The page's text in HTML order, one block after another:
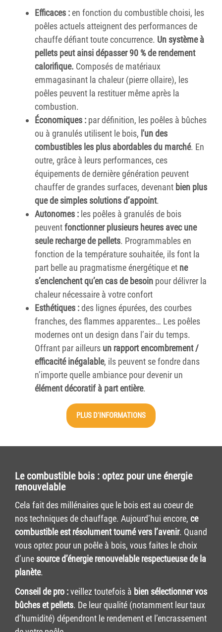
Efficaces : en fonction du combustible choisi, les
poêles actuels atteignent des performances de
chauffe défiant toute concurrence. Un système à
pellets peut ainsi dépasser 90 % de rendement
calorifique. Composés de matériaux
emmagasinant la chaleur (pierre ollaire), les
poêles peuvent la restituer même après la
combustion.
Économiques : par définition, les poêles à bûches
ou à granulés utilisent le bois, l'un des
combustibles les plus abordables du marché. En
outre, grâce à leurs performances, ces
équipements de dernière génération peuvent
chauffer de grandes surfaces, devenant bien plus
que de simples solutions d’appoint.
Autonomes : les poêles à granulés de bois
peuventfonctionner plusieurs heures avec une
seule recharge de pellets. Programmables en
fonction de la température souhaitée, ils font la
part belle au pragmatisme énergétique et ne
s’enclenchent qu’en cas de besoin pour délivrer la
chaleur nécessaire à votre confort
Esthétiques :des lignes épurées, des courbes
franches, des flammes apparentes… Les poêles
modernes ont un design dans l’air du temps.
Offrant par ailleurs un rapport encombrement /
efficacité inégalable, ils peuvent se fondre dans
n’importe quelle ambiance pour devenir un
élément décoratif à part entière.
PLUS D'INFORMATIONS
Le combustible bois : optez pour une énergie
renouvelable
Cela fait des millénaires que le bois est au coeur de
nos techniques de chauffage. Aujourd’hui encore, ce
combustible est résolument tourné vers l’avenir. Quand
vous optez pour un poêle à bois, vous faites le choix
d’une source d’énergie renouvelable respectueuse de la
planète.
Conseil de pro :veillez toutefois à bien sélectionner vos
bûches et pellets. De leur qualité (notamment leur taux
d’humidité) dépendront le rendement et l’encrassement